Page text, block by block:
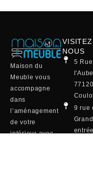
Maison du
Meuble vous
accompagne
dans
l’aménagement
de votre
intérieur avec
NOUS
5
77120
9 rue
entrée